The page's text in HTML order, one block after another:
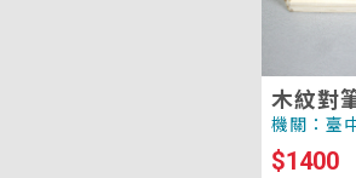
木紋對
機關：臺
$1400